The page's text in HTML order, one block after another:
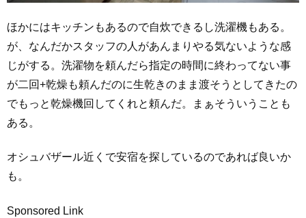
ほかにはキッチンもあるので自炊できるし洗濯機もある。
が、なんだかスタッフの人があんまりやる気ないような感
じがする。洗濯物を頼んだら指定の時間に終わってない事
が二回+乾燥も頼んだのに生乾きのまま渡そうとしてきたの
でもっと乾燥機回してくれと頼んだ。まぁそういうことも
ある。
オシュバザール近くで安宿を探しているのであれば良いか
も。
Sponsored Link